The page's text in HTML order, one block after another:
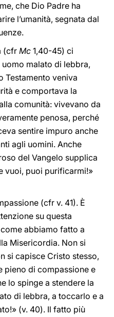
che Dio Padre ha
l’umanità, segnata dal
(cfr Mc 1,40-45) ci
malato di lebbra,
Testamento veniva
e comportava la
comunità: vivevano da
penosa, perché
sentire impuro anche
agli uomini. Anche
del Vangelo supplica
vuoi, puoi purificarmi!»
(cfr v. 41). È
su questa
abbiamo fatto a
Misericordia. Non si
si capisce Cristo stesso,
pieno di compassione e
lo spinge a stendere la
di lebbra, a toccarlo e a
(v. 40). Il fatto più